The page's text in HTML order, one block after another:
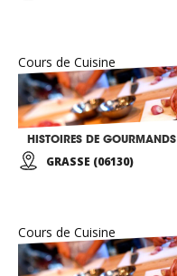
Cours de Cuisine
HISTOIRES DE GOURMANDS
GRASSE (06130)
Cours de Cuisine